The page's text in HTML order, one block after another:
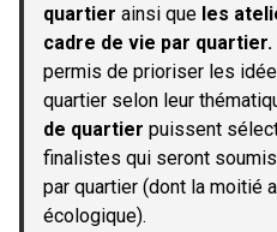
quartier ainsi que les
cadre de vie par quartier.
permis de prioriser les
quartier selon leur
de quartier puissent
finalistes qui seront
par quartier (dont la moitié
écologique).